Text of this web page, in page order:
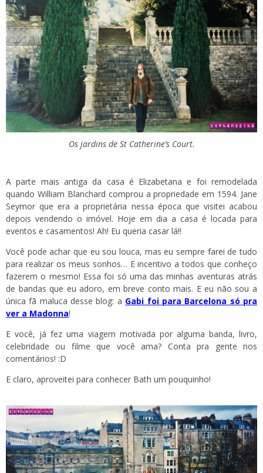
Os jardins de St Catherine’s Court.
A parte mais antiga da casa é Elizabetana e foi remodelada
quando William Blanchard comprou a propriedade em 1594. Jane
Seymor que era a proprietária nessa época que visitei acabou
depois vendendo o imóvel. Hoje em dia a casa é locada para
eventos e casamentos! Ah! Eu queria casar lá!!
Você pode achar que eu sou louca, mas eu sempre farei de tudo
para realizar os meus sonhos… E incentivo a todos que conheço
fazerem o mesmo! Essa foi só uma das minhas aventuras atrás
de bandas que eu adoro, em breve conto mais. E eu não sou a
única fã maluca desse blog: a Gabi foi para Barcelona só pra
ver a Madonna!
E você, já fez uma viagem motivada por alguma banda, livro,
celebridade ou filme que você ama? Conta pra gente nos
comentários! :D
E claro, aproveitei para conhecer Bath um pouquinho!